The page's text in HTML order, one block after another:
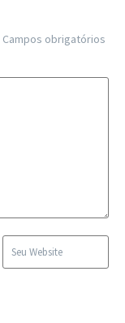
Campos obrigatórios